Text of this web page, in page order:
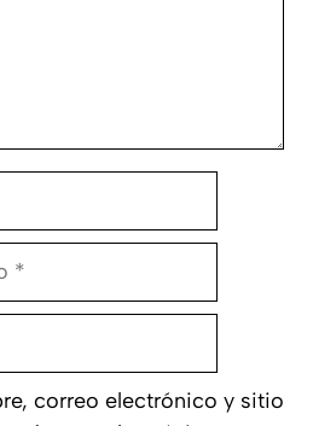
correo electrónico y sitio